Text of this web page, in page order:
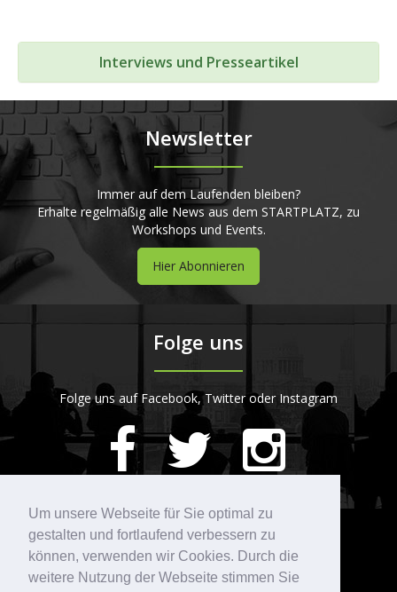
Um unsere Webseite für Sie optimal zu
gestalten und fortlaufend verbessern zu
können, verwenden wir Cookies. Durch die
weitere Nutzung der Webseite stimmen Sie
Interviews und Presseartikel
Newsletter
Immer auf dem Laufenden bleiben?
Erhalte regelmäßig alle News aus dem STARTPLATZ, zu
Workshops und Events.
Hier Abonnieren
Folge uns
Folge uns auf Facebook, Twitter oder Instagram
STARTPLATZ
420Bewertungen auf ProvenExpert.com
Kontakt